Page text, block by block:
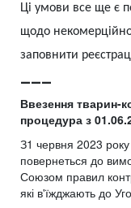
Ці умови все ще є
щодо
заповнити
___
Ввезення тварин-
процедура з
З1 червня 2023
повернеться до
Союзом правил
які в'їжджають до